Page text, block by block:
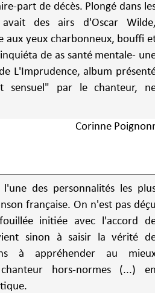
part de décès. Plongé dans
avait des airs d'Oscar
aux yeux charbonneux, bouffi
de as santé mentale-
L'Imprudence, album
sensuel" par le chanteur,
Corinne
des personnalités les
française. On n'est pas
initiée avec l'accord
sinon à saisir la vérité
à appréhender au
hors-normes (...)